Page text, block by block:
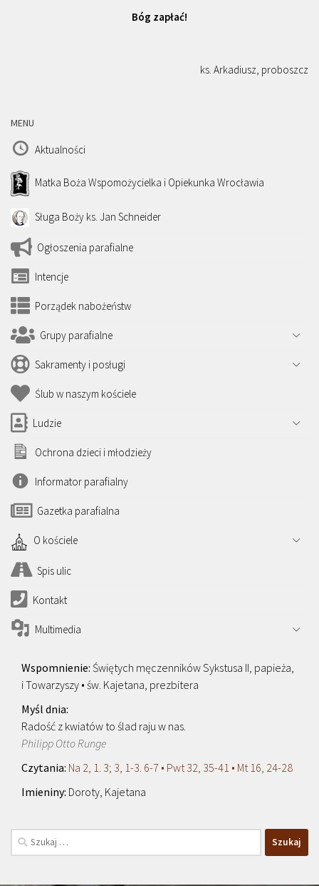
Bóg zapłać!
ks. Arkadiusz, proboszcz
MENU
Aktualności
Matka Boża Wspomożycielka i Opiekunka Wrocławia
Sługa Boży ks. Jan Schneider
Ogłoszenia parafialne
Intencje
Porządek nabożeństw
Grupy parafialne
Sakramenty i posługi
Ślub w naszym kościele
Ludzie
Ochrona dzieci i młodzieży
Informator parafialny
Gazetka parafialna
O kościele
Spis ulic
Kontakt
Multimedia
Świętych męczenników Sykstusa II, papieża,
i Towarzyszy • św. Kajetana, prezbitera
Radość z kwiatów to ślad raju w nas.
Philipp Otto Runge
Na 2, 1. 3; 3, 1-3. 6-7 • Pwt 32, 35-41 • Mt 16, 24-28
Doroty, Kajetana
Szukaj: